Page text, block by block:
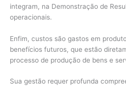
integram, na Demonstração de
operacionais.
Enfim, custos são gastos em
benefícios futuros, que estão
processo de produção de bens e
Sua gestão requer profunda